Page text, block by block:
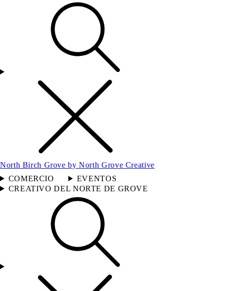
North Birch Grove by North Grove Creative
COMERCIO
EVENTOS
CREATIVO DEL NORTE DE GROVE